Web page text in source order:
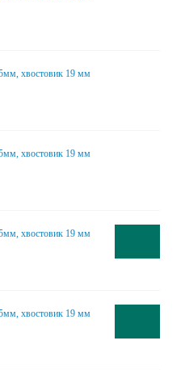
хвостовик 19 мм
хвостовик 19 мм
хвостовик 19 мм
хвостовик 19 мм